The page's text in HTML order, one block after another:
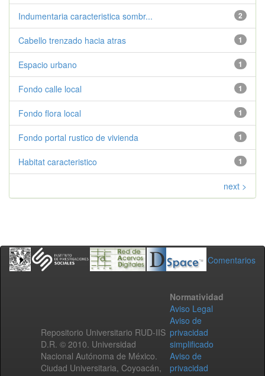
2
Indumentaria caracteristica sombr...
1
Cabello trenzado hacia atras
1
Espacio urbano
1
Fondo calle local
1
Fondo flora local
1
Fondo portal rustico de vivienda
1
Habitat caracteristico
next >
Comentarios
Repositorio Universitario RUD-IIS
D.R. © 2010. Universidad
Nacional Autónoma de México.
Ciudad Universitaria, Coyoacán,
Normatividad
Aviso Legal
Aviso de
privacidad
simplificado
Aviso de
privacidad